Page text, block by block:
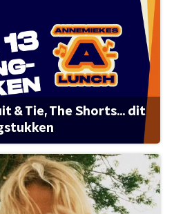
& Tie, The Shorts... dit